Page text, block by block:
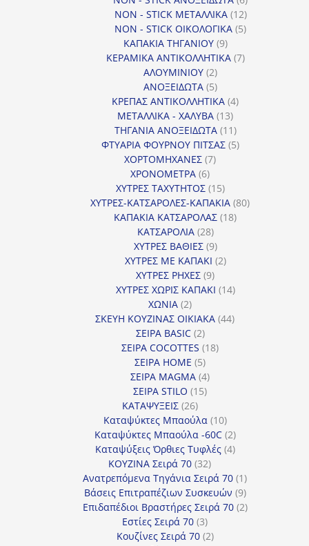
προϊόντα
NON - STICK ΜΕΤΑΛΛΙΚΑ 1212
προϊόντα
NON - STICK ΟΙΚΟΛΟΓΙΚΑ 55
ΚΑΠΑΚΙΑ ΤΗΓΑΝΙΟΥ 99
προϊόντα
ΚΕΡΑΜΙΚΑ ΑΝΤΙΚΟΛΛΗΤΙΚΑ 77
ΑΛΟΥΜΙΝΙΟΥ 22
προϊόντα
ΑΝΟΞΕΙΔΩΤΑ 55
προϊόντα
ΚΡΕΠΑΣ ΑΝΤΙΚΟΛΛΗΤΙΚΑ 44
ΜΕΤΑΛΛΙΚΑ - ΧΑΛΥΒΑ 1313
προϊόντα
ΤΗΓΑΝΙΑ ΑΝΟΞΕΙΔΩΤΑ 1111
προϊόντα
ΦΤΥΑΡΙΑ ΦΟΥΡΝΟΥ ΠΙΤΣΑΣ 55
ΧΟΡΤΟΜΗΧΑΝΕΣ 77
ΧΡΟΝΟΜΕΤΡΑ 66
προϊόντα
ΧΥΤΡΕΣ ΤΑΧΥΤΗΤΟΣ 1515
προϊόντα
ΧΥΤΡΕΣ-ΚΑΤΣΑΡΟΛΕΣ-ΚΑΠΑΚΙΑ 8080
ΚΑΠΑΚΙΑ ΚΑΤΣΑΡΟΛΑΣ 1818
ΚΑΤΣΑΡΟΛΙΑ 2828
προϊόντα
ΧΥΤΡΕΣ ΒΑΘΙΕΣ 99
προϊόντα
ΧΥΤΡΕΣ ΜΕ ΚΑΠΑΚΙ 22
ΧΥΤΡΕΣ ΡΗΧΕΣ 99
προϊόντα
ΧΥΤΡΕΣ ΧΩΡΙΣ ΚΑΠΑΚΙ 1414
ΧΩΝΙΑ 22
προϊόντα
ΣΚΕΥΗ ΚΟΥΖΙΝΑΣ ΟΙΚΙΑΚΑ 4444
ΣΕΙΡΑ BASIC 22
προϊόντα
ΣΕΙΡΑ COCOTTES 1818
ΣΕΙΡΑ HOME 55
προϊόντα
ΣΕΙΡΑ MAGMA 44
προϊόντα
ΣΕΙΡΑ STILO 1515
ΚΑΤΑΨΥΞΕΙΣ 2626
προϊόντα
Καταψύκτες Μπαούλα 1010
προϊόντα
Καταψύκτες Μπαούλα -60C 22
προϊόντα
Καταψύξεις Όρθιες Τυφλές 44
ΚΟΥΖΙΝΑ Σειρά 70 3232
προϊόντα
Ανατρεπόμενα Τηγάνια Σειρά 70 11
προϊόν
Βάσεις Επιτραπέζιων Συσκευών 99
προϊόντα
Επιδαπέδιοι Βραστήρες Σειρά 70 22
Εστίες Σειρά 70 33
προϊόντα
Κουζίνες Σειρά 70 22